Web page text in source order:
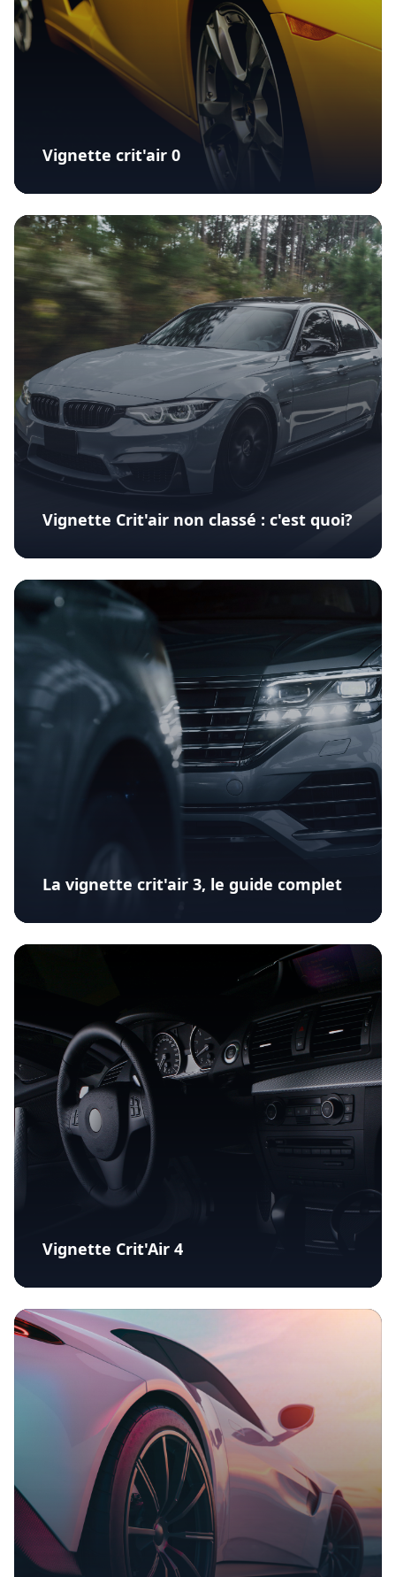
Vignette crit'air 0
Vignette Crit'air non classé : c'est quoi?
La vignette crit'air 3, le guide complet
Vignette Crit'Air 4